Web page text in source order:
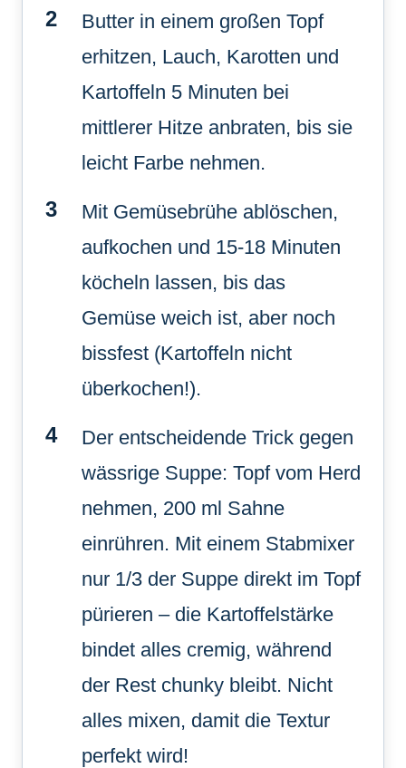
Butter in einem großen Topf
erhitzen, Lauch, Karotten und
Kartoffeln 5 Minuten bei
mittlerer Hitze anbraten, bis sie
leicht Farbe nehmen.
Mit Gemüsebrühe ablöschen,
aufkochen und 15-18 Minuten
köcheln lassen, bis das
Gemüse weich ist, aber noch
bissfest (Kartoffeln nicht
überkochen!).
Der entscheidende Trick gegen
wässrige Suppe: Topf vom Herd
nehmen, 200 ml Sahne
einrühren. Mit einem Stabmixer
nur 1/3 der Suppe direkt im Topf
pürieren – die Kartoffelstärke
bindet alles cremig, während
der Rest chunky bleibt. Nicht
alles mixen, damit die Textur
perfekt wird!